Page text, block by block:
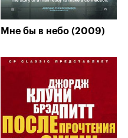
Мне бы в небо (2009)